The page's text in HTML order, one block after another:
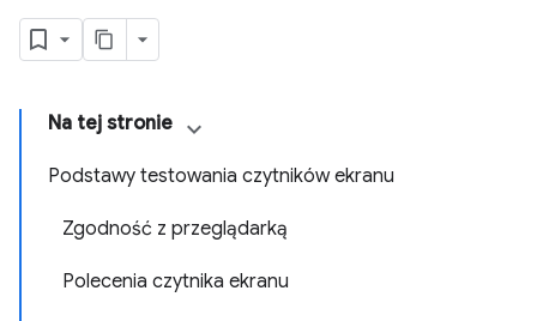
Na tej stronie
Podstawy testowania czytników ekranu
Zgodność z przeglądarką
Polecenia czytnika ekranu